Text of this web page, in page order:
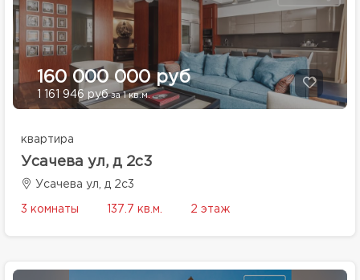
160 000 000 руб
1 161 946 рубза 1 кв.м.
квартира
Усачева ул, д 2с3
Усачева ул, д 2с3
3 комнаты 137.7 кв.м. 2 этаж